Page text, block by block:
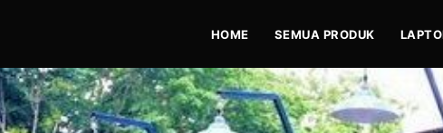
SEMUA PRODUK
HOME